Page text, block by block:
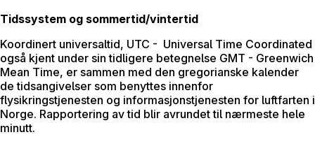
Tidssystem og sommertid/vintertid
Koordinert universaltid, UTC - Universal Time Coordinated
også kjent under sin tidligere betegnelse GMT - Greenwich
Mean Time, er sammen med den gregorianske kalender
de tidsangivelser som benyttes innenfor
flysikringstjenesten og informasjonstjenesten for luftfarten i
Norge. Rapportering av tid blir avrundet til nærmeste hele
minutt.